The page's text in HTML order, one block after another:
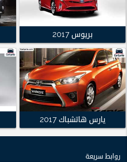
بريوس 2017
يارس هاتشباك 2017
روابط سريعة